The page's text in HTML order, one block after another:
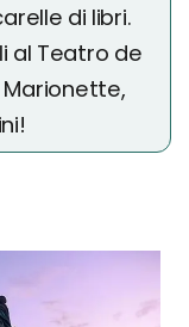
di libri.
al Teatro de